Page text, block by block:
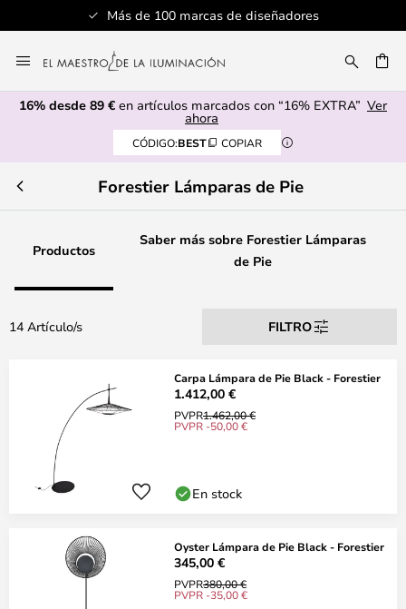
Más de 100 marcas de diseñadores
al
contenido
16% desde 89 € en artículos marcados con “16% EXTRA” Ver
ahora
CÓDIGO:BEST COPIAR
Forestier Lámparas de Pie
Productos
Saber más sobre Forestier Lámparas
de Pie
14 Artículo/s FILTRO
Carpa Lámpara de Pie Black - Forestier
1.412,00 €
PVPR1.462,00 €
PVPR -50,00 €
En stock
Oyster Lámpara de Pie Black - Forestier
345,00 €
PVPR380,00 €
PVPR -35,00 €